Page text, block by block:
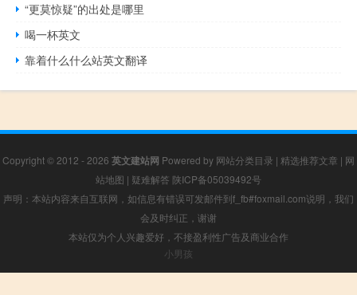
“更莫惊疑”的出处是哪里
喝一杯英文
靠着什么什么站英文翻译
Copyright © 2012 - 2026 英文建站网 Powered by 网站分类目录 | 精选推荐文章 | 网
站地图 | 疑难解答 陕ICP备05039492号
声明：本站内容来自互联网，如信息有错误可发邮件到f_fb#foxmail.com说明，我们
会及时纠正，谢谢
本站仅为个人兴趣爱好，不接盈利性广告及商业合作
小男孩